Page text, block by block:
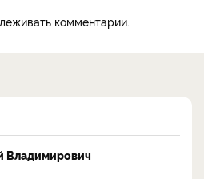
комментарии.
Владимирович